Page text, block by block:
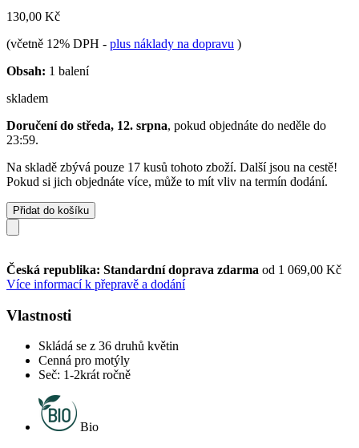
130,00 Kč
(včetně 12% DPH - plus náklady na dopravu )
Obsah: 1 balení
skladem
Doručení do středa, 12. srpna, pokud objednáte do neděle do
23:59.
Na skladě zbývá pouze 17 kusů tohoto zboží. Další jsou na cestě!
Pokud si jich objednáte více, může to mít vliv na termín dodání.
Přidat do košíku
Česká republika: Standardní doprava zdarma od 1 069,00 Kč
Více informací k přepravě a dodání
Vlastnosti
Skládá se z 36 druhů květin
Cenná pro motýly
Seč: 1-2krát ročně
Bio